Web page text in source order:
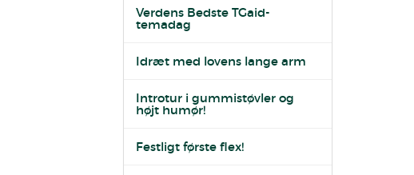
Verdens Bedste TGaid-
temadag
Idræt med lovens lange arm
Introtur i gummistøvler og
højt humør!
Festligt første flex!